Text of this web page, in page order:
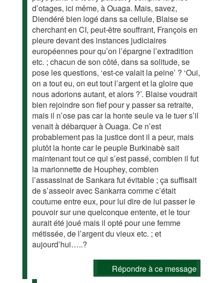
d’otages, ici même, à Ouaga. Mais, savez,
Diendéré bien logé dans sa cellule, Blaise se
cherchant en CI, peut-être souffrant, François en
pleure devant des instances judiciaires
européennes pour qu’on l’épargne l’extradition
etc. ; chacun de son côté, dans sa solitude, se
pose les questions, ‘est-ce valait la peine’ ? ‘Oui,
on a tout eu, on eut tout l’argent et la gloire que
nous adorions autant, et alors ?’. Blaise voudrait
bien rejoindre son fief pour y passer sa retraite,
mais il n’ose pas car la honte seule va le tuer s’il
venait à débarquer à Ouaga. Ce n’est
probablement pas la justice dont il a peur, mais
plutôt la honte car le peuple Burkinabè sait
maintenant tout ce qui s’est passé, combien il fut
la marionnette de Houphey, combien
l’assassinat de Sankara fut évitable ; ça suffisait
de s’asseoir avec Sankarra comme c’était
coutume entre eux, pour lui dire de lui passer le
pouvoir sur une quelconque entente, et le tour
aurait été joué mais il opté pour une femme
métissée, de l’argent du vieux etc. ; et
aujourd’hui…..?
Répondre à ce message